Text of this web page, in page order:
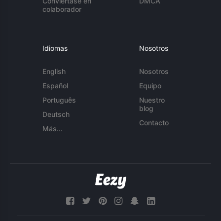
colaborador
Idiomas
English
Español
Português
Deutsch
Más...
Nosotros
Nosotros
Equipo
Nuestro
blog
Contacto